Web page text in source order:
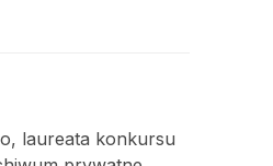
laureata konkursu